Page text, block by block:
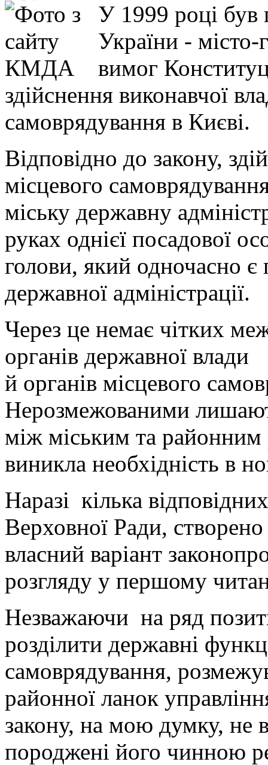
У 1999 році був
України - місто-
вимог
здійснення виконавчої
самоврядування в Києві.
Відповідно до закону,
місцевого
міську державну
руках однієї посадової
голови, який одночасно є
державної адміністрації.
Через це немає чітких
органів державної влади
й органів місцевого
Нерозмежованими
між міським та
виникла необхідність в
Наразі кілька
Верховної Ради,
власний варіант
розгляду у першому
Незважаючи на ряд
розділити державні
самоврядування,
районної ланок
закону, на мою думку, не
породжені його чинною